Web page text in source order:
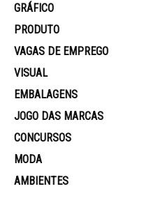
GRÁFICO
PRODUTO
VAGAS DE EMPREGO
VISUAL
EMBALAGENS
JOGO DAS MARCAS
CONCURSOS
MODA
AMBIENTES